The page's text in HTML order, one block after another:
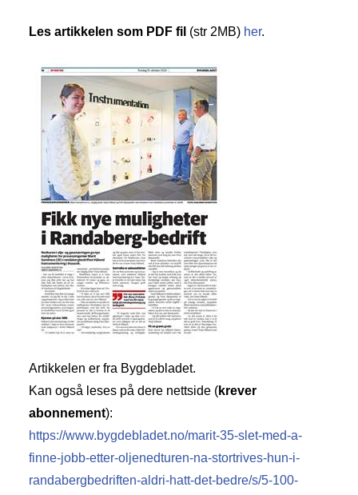
Les artikkelen som PDF fil (str 2MB) her.
Artikkelen er fra Bygdebladet.
Kan også leses på dere nettside (krever
abonnement):
https://www.bygdebladet.no/marit-35-slet-med-a-
finne-jobb-etter-oljenedturen-na-stortrives-hun-i-
randabergbedriften-aldri-hatt-det-bedre/s/5-100-